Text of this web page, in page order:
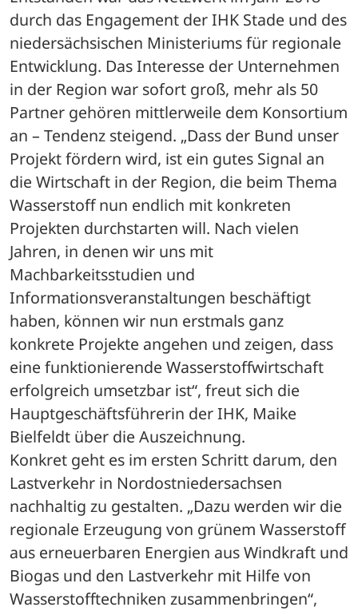
durch das Engagement der IHK Stade und des
niedersächsischen Ministeriums für regionale
Entwicklung. Das Interesse der Unternehmen
in der Region war sofort groß, mehr als 50
Partner gehören mittlerweile dem Konsortium
an – Tendenz steigend. „Dass der Bund unser
Projekt fördern wird, ist ein gutes Signal an
die Wirtschaft in der Region, die beim Thema
Wasserstoff nun endlich mit konkreten
Projekten durchstarten will. Nach vielen
Jahren, in denen wir uns mit
Machbarkeitsstudien und
Informationsveranstaltungen beschäftigt
haben, können wir nun erstmals ganz
konkrete Projekte angehen und zeigen, dass
eine funktionierende Wasserstoffwirtschaft
erfolgreich umsetzbar ist“, freut sich die
Hauptgeschäftsführerin der IHK, Maike
Bielfeldt über die Auszeichnung.
Konkret geht es im ersten Schritt darum, den
Lastverkehr in Nordostniedersachsen
nachhaltig zu gestalten. „Dazu werden wir die
regionale Erzeugung von grünem Wasserstoff
aus erneuerbaren Energien aus Windkraft und
Biogas und den Lastverkehr mit Hilfe von
Wasserstofftechniken zusammenbringen“,